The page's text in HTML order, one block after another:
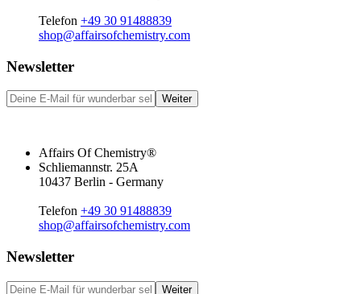
Telefon +49 30 91488839
shop@affairsofchemistry.com
Newsletter
Weiter
Affairs Of Chemistry®
Schliemannstr. 25A
10437 Berlin - Germany
Telefon +49 30 91488839
shop@affairsofchemistry.com
Newsletter
Weiter